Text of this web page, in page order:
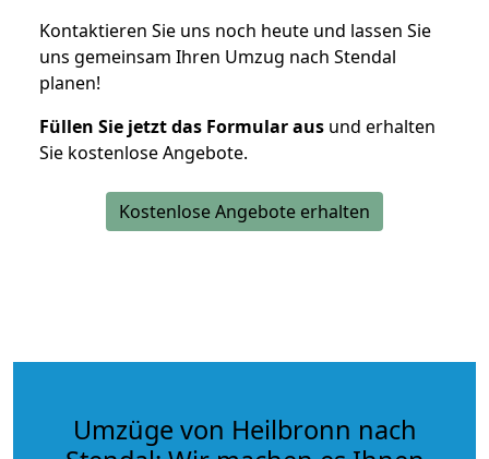
Kontaktieren Sie uns noch heute und lassen Sie
uns gemeinsam Ihren Umzug nach Stendal
planen!
Füllen Sie jetzt das Formular aus und erhalten
Sie kostenlose Angebote.
Kostenlose Angebote erhalten
Umzüge von Heilbronn nach